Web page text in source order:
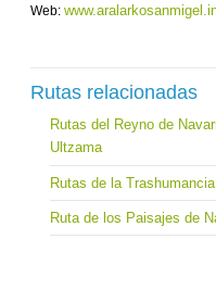
Web:
Rutas relacionadas
Rutas del Reyno de
Ultzama
Rutas de la
Ruta de los Paisajes de